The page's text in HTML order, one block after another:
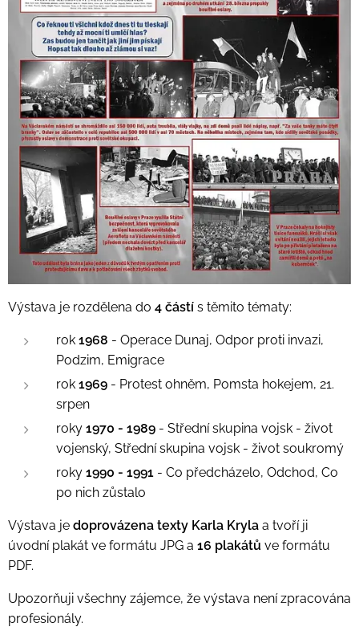
Výstava je rozdělena do 4 částí s těmito tématy:
rok 1968 - Operace Dunaj, Odpor proti invazi,
Podzim, Emigrace
rok 1969 - Protest ohněm, Pomsta hokejem, 21.
srpen
roky 1970 - 1989 - Střední skupina vojsk - život
vojenský, Střední skupina vojsk - život soukromý
roky 1990 - 1991 - Co předcházelo, Odchod, Co
po nich zůstalo
Výstava je doprovázena texty Karla Kryla a tvoří ji
úvodní plakát ve formátu JPG a 16 plakátů ve formátu
PDF.
Upozorňuji všechny zájemce, že výstava není zpracována
profesionály.